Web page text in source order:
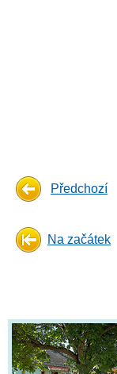
Předchozí
Na začátek